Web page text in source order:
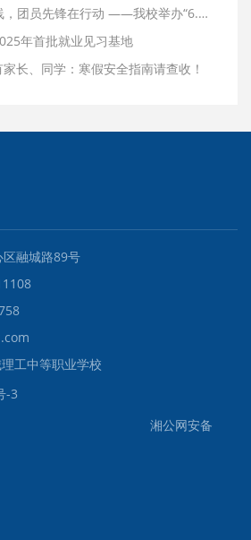
在行动 ——我校举办“6.26”国际禁毒日主题学习活动
年首批就业见习基地
长、同学：寒假安全指南请查收！
融城路89号
工中等职业学校
-3
湘公网安备